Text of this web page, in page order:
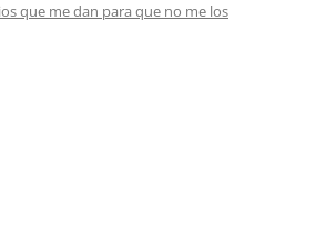
que me dan para que no me los